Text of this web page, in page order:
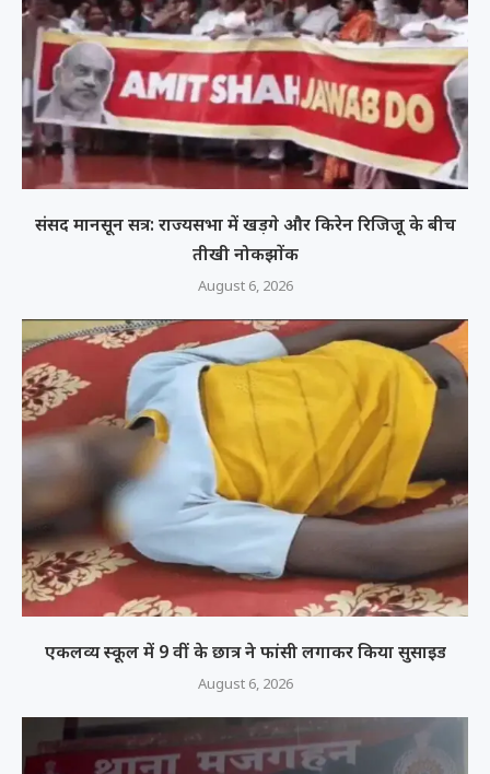
संसद मानसून सत्र: राज्यसभा में खड़गे और किरेन रिजिजू के बीच
तीखी नोकझोंक
August 6, 2026
एकलव्य स्कूल में 9 वीं के छात्र ने फांसी लगाकर किया सुसाइड
August 6, 2026